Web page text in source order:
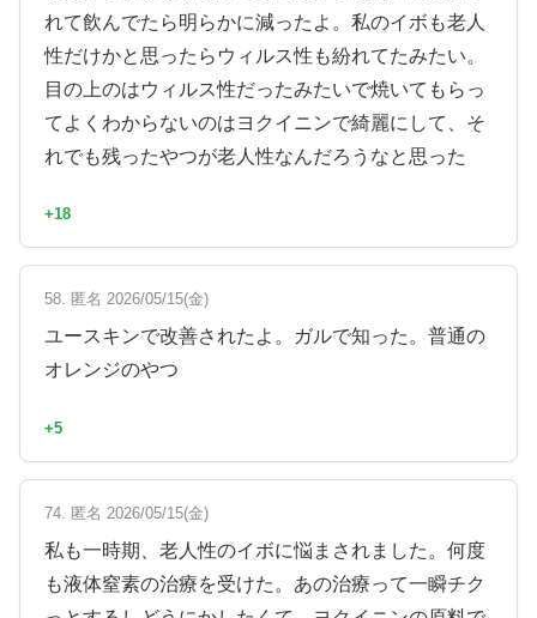
れて飲んでたら明らかに減ったよ。私のイボも老人
性だけかと思ったらウィルス性も紛れてたみたい。
目の上のはウィルス性だったみたいで焼いてもらっ
てよくわからないのはヨクイニンで綺麗にして、そ
れでも残ったやつが老人性なんだろうなと思った
+18
58. 匿名 2026/05/15(金)
ユースキンで改善されたよ。ガルで知った。普通の
オレンジのやつ
+5
74. 匿名 2026/05/15(金)
私も一時期、老人性のイボに悩まされました。何度
も液体窒素の治療を受けた。あの治療って一瞬チク